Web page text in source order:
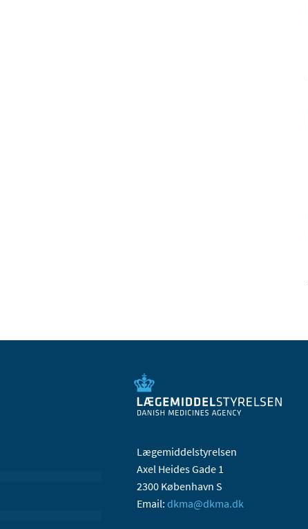
Lægemiddelstyrelsen
Axel Heides Gade 1
2300 København S
Email: dkma@dkma.dk